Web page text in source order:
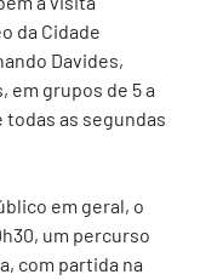
da Cidade
Davides,
em grupos de 5 a
as segundas
em geral, o
um percurso
com partida na